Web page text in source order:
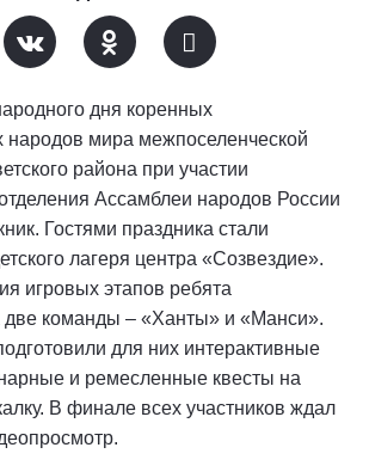
дня коренных
народов мира межпоселенческой
района при участии
Ассамблеи народов России
Гостями праздника стали
лагеря центра «Созвездие».
игровых этапов ребята
две команды – «Ханты» и «Манси».
для них интерактивные
и ремесленные квесты на
В финале всех участников ждал